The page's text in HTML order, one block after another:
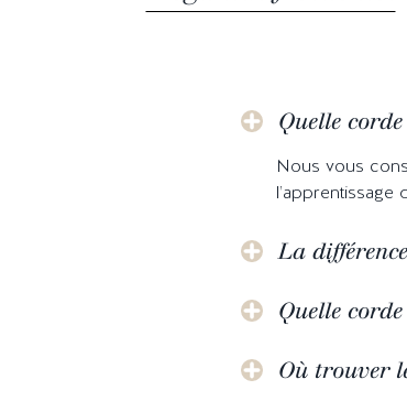
Quelle
Nous vous
La
Quelle
Où trouver